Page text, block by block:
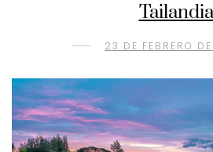
Tailandia
23 DE FEBRERO